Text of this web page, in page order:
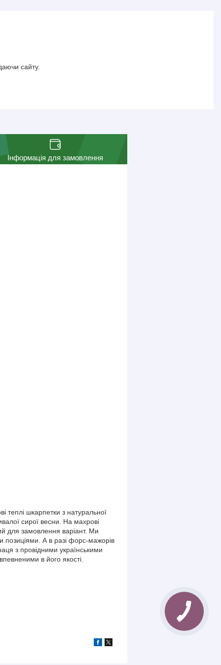
сайту.
Інформація для замовлення
теплі шкарпетки з натуральної
сирої весни. На махрові
для замовлення варіант. Ми
позиціями. А в разі форс-мажорів
з провідними українськими
в його якості.